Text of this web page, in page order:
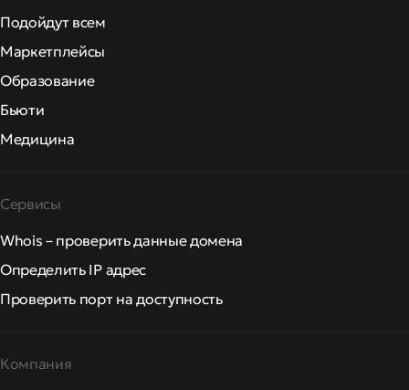
Подойдут всем
Маркетплейсы
Образование
Бьюти
Медицина
Сервисы
Whois – проверить данные домена
Определить IP адрес
Проверить порт на доступность
Компания